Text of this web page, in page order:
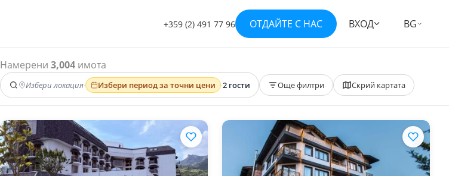
+359 (2) 491 77 96 ОТДАЙТЕ С НАС ВХОД BG
Намерени 3,004 имота
Избери локация· Избери период за точни цени ·2 гости Още филтри Скрий картата